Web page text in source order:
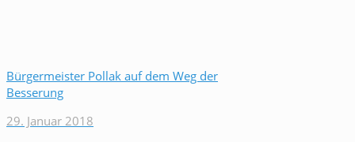
Bürgermeister Pollak auf dem Weg der
Besserung
29. Januar 2018